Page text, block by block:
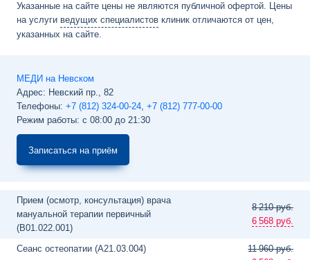
Указанные на сайте цены не являются публичной офертой. Цены
на услуги ведущих специалистов клиник отличаются от цен,
указанных на сайте.
Записаться на приём
МЕДИ на Невском
Адрес: Невский пр., 82
Телефоны: +7 (812) 324-00-24, +7 (812) 777-00-00
Режим работы: с 08:00 до 21:30
Прием (осмотр, консультация) врача
мануальной терапии первичный
(B01.022.001)
8210 руб.
6 568 руб.
Сеанс остеопатии (A21.03.004) 11960 руб.